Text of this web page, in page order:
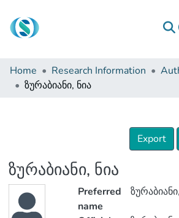
Communities & Collections
Browse
Home Research Information
ზურაბიანი, ნია
Export
ზურაბიანი, ნია
Preferred
name